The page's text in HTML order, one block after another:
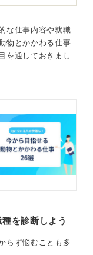
った専門職を
学科、あるい
れる傾向が強
物が好き」と
けをすること
えず、また動物
ように貢献で
な仕事内容や就職
物とかかわる仕事
を通しておきまし
を診断しよう
らず悩むことも多